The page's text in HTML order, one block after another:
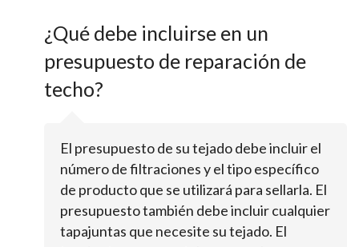
¿Qué debe incluirse en un
presupuesto de reparación de
techo?
El presupuesto de su tejado debe incluir el
número de filtraciones y el tipo específico
de producto que se utilizará para sellarla. El
presupuesto también debe incluir cualquier
tapajuntas que necesite su tejado. El